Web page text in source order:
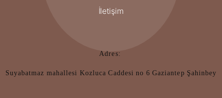
İletişim
Adres:
Suyabatmaz mahallesi Kozluca Caddesi no 6 Gaziantep Şahinbey